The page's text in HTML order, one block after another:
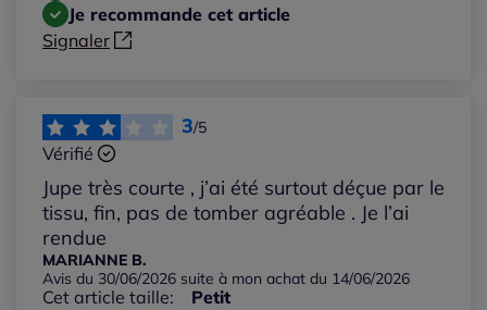
Notes les plus basses
Je recommande cet article
Signaler
3/5
Vérifié
Jupe très courte , j’ai été surtout déçue par le
tissu, fin, pas de tomber agréable . Je l’ai
rendue
MARIANNE B.
Avis du 30/06/2026 suite à mon achat du 14/06/2026
Cet article taille:
Petit